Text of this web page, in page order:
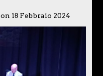
on 18 Febbraio 2024